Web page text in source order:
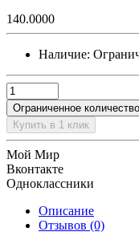
140.0000
Наличие:
Ограниченное количество
Купить в 1 клик
Мой Мир
Вконтакте
Одноклассники
Описание
Отзывов (0)